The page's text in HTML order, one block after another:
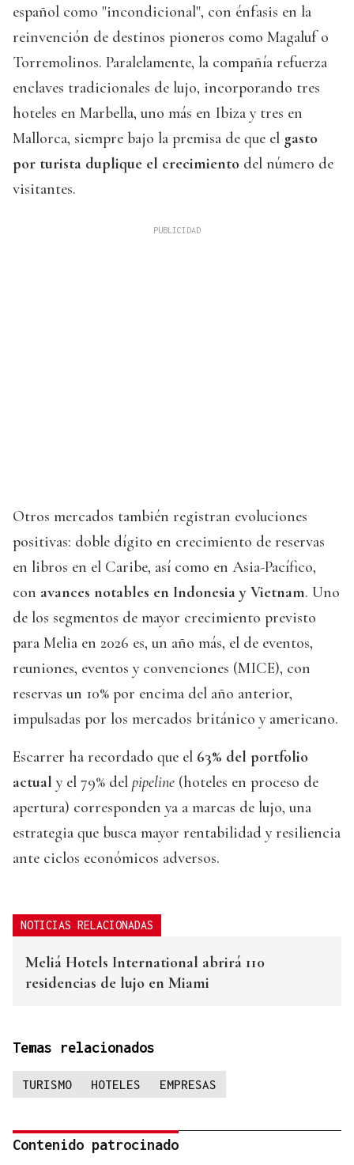
español como "incondicional", con énfasis en la
reinvención de destinos pioneros como Magaluf o
Torremolinos. Paralelamente, la compañía refuerza
enclaves tradicionales de lujo, incorporando tres
hoteles en Marbella, uno más en Ibiza y tres en
Mallorca, siempre bajo la premisa de que el gasto
por turista duplique el crecimiento del número de
visitantes.
Otros mercados también registran evoluciones
positivas: doble dígito en crecimiento de reservas
en libros en el Caribe, así como en Asia-Pacífico,
con avances notables en Indonesia y Vietnam. Uno
de los segmentos de mayor crecimiento previsto
para Melia en 2026 es, un año más, el de eventos,
reuniones, eventos y convenciones (MICE), con
reservas un 10% por encima del año anterior,
impulsadas por los mercados británico y americano.
Escarrer ha recordado que el 63% del portfolio
actual y el 79% del pipeline (hoteles en proceso de
apertura) corresponden ya a marcas de lujo, una
estrategia que busca mayor rentabilidad y resiliencia
ante ciclos económicos adversos.
NOTICIAS RELACIONADAS
Meliá Hotels International abrirá 110
residencias de lujo en Miami
Temas relacionados
TURISMO HOTELES EMPRESAS
Contenido patrocinado